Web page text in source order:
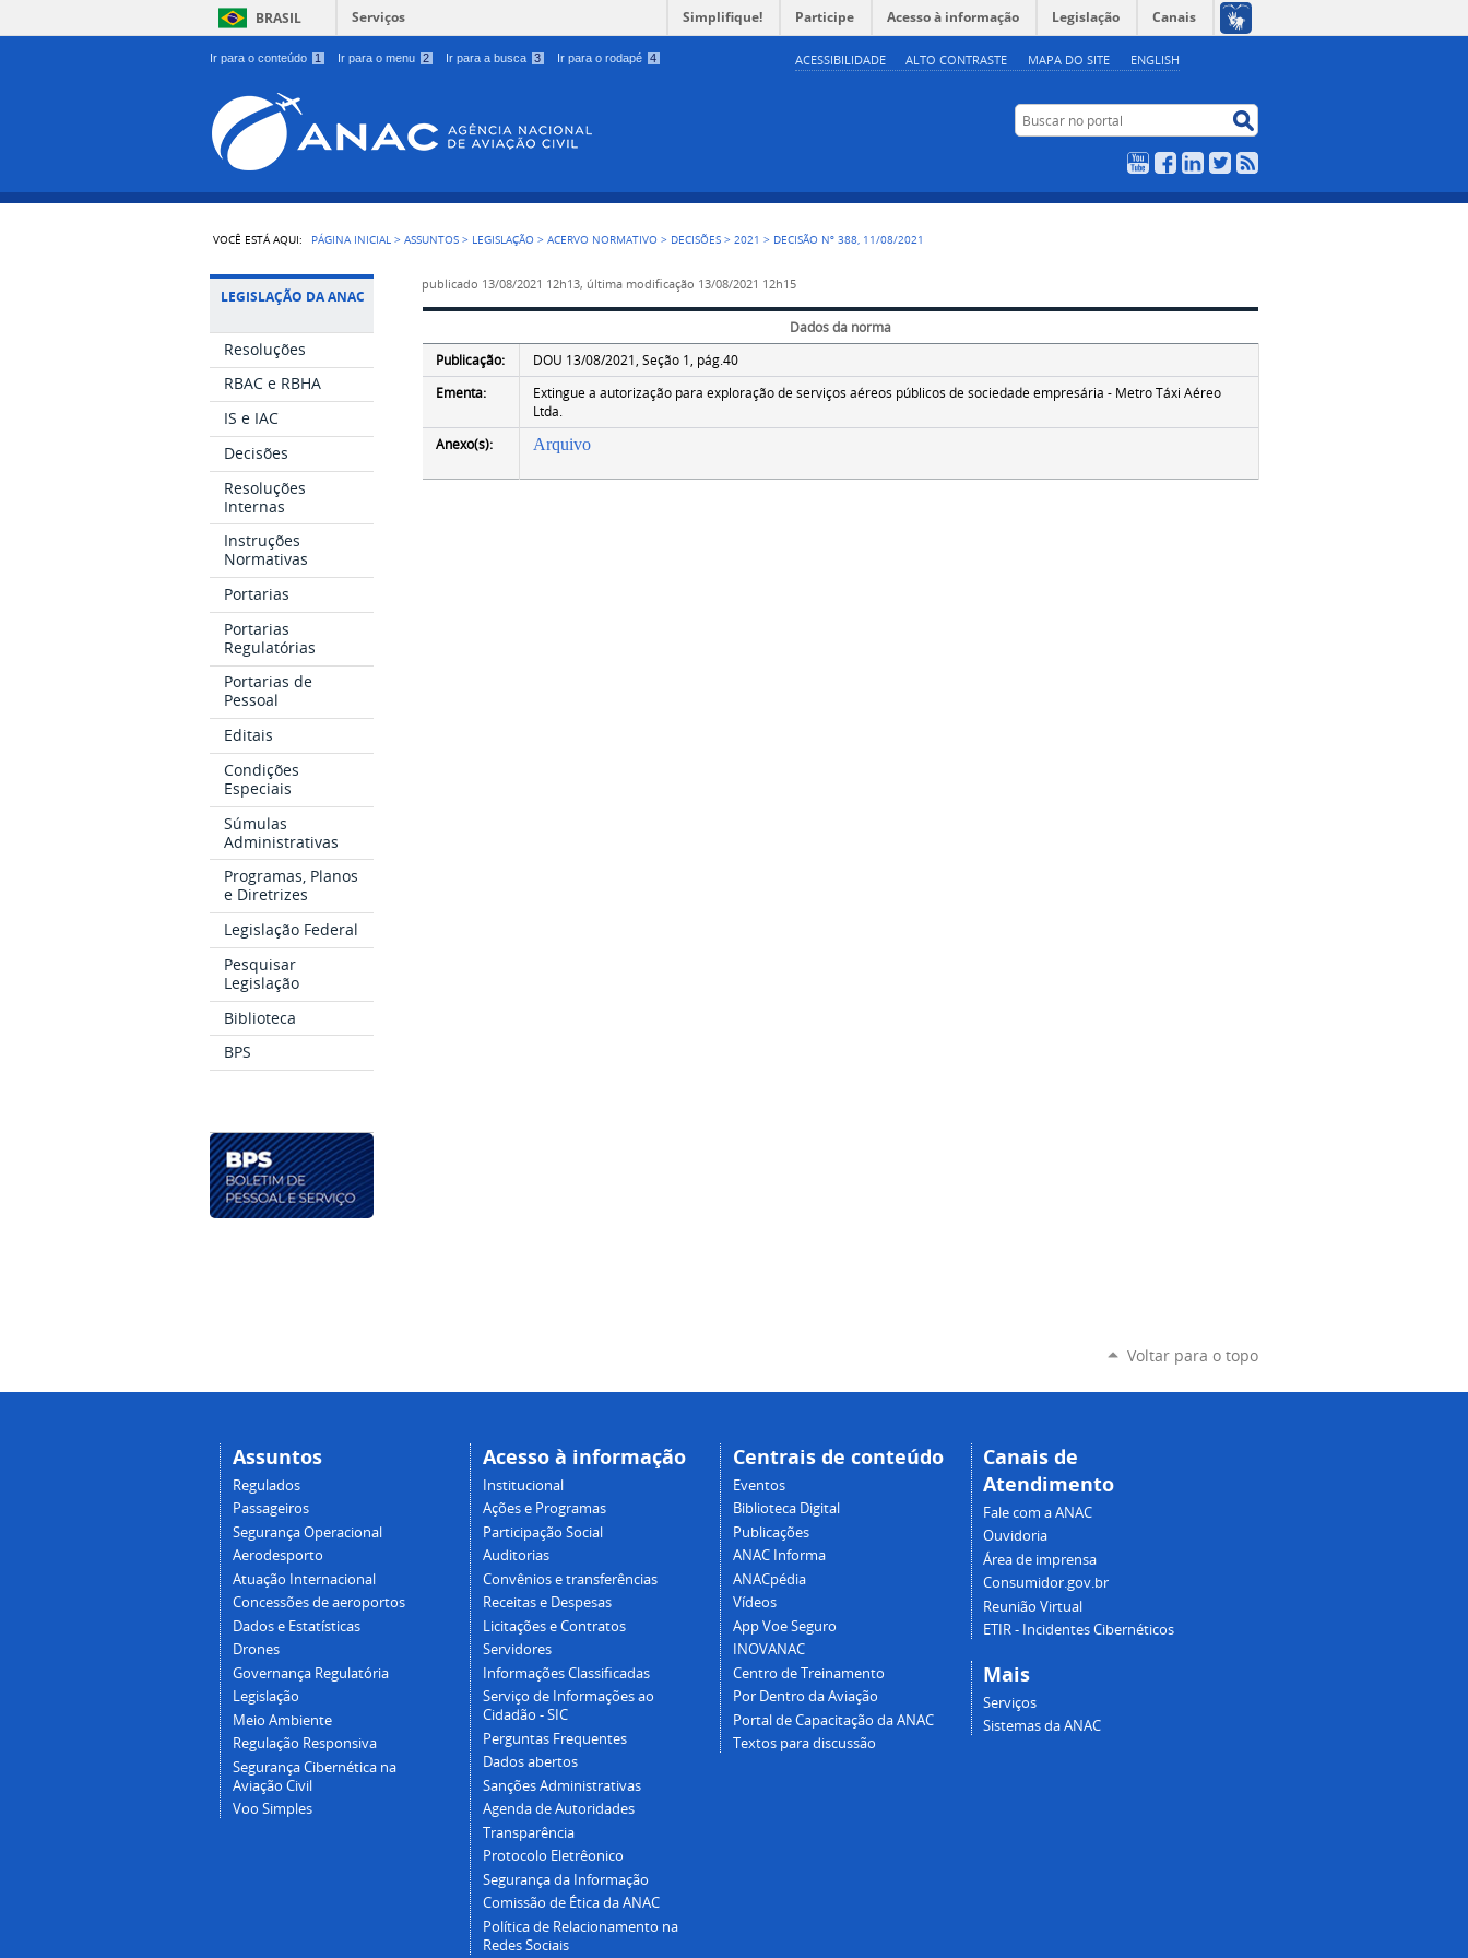
Ir para o conteúdo 1 Ir para o menu 2 Ir para a busca 3 Ir para o rodapé 4 ACESSIBILIDADE ALTO CONTRASTE MAPA DO SITE ENGLISH
BRASIL Serviços Simplifique! Participe Acesso à informação Legislação Canais
Buscar no portal
YouTubeFacebookLinkedIn
Twitter
VOCÊ ESTÁ AQUI: PÁGINA INICIAL >ASSUNTOS > LEGISLAÇÃO >ACERVO NORMATIVO > DECISÕES >2021 > DECISÃO Nº 388, 11/08/2021
LEGISLAÇÃO DA ANAC
Resoluções
RBAC e RBHA
IS e IAC
Decisões
Resoluções
Internas
Instruções
Normativas
Portarias
Portarias
Regulatórias
Portarias de
Pessoal
Editais
Condições
Especiais
Súmulas
Administrativas
Programas, Planos
e Diretrizes
Legislação Federal
Pesquisar
Legislação
Biblioteca
BPS
publicado 13/08/2021 12h13, última modificação 13/08/2021 12h15
Dados da norma
Publicação:
DOU 13/08/2021, Seção 1, pág.40
Ementa:
Extingue a autorização para exploração de serviços aéreos públicos de sociedade empresária - Metro Táxi Aéreo
Ltda.
Anexo(s):
Arquivo
Voltar para o topo
Assuntos
Regulados
Passageiros
Segurança Operacional
Aerodesporto
Atuação Internacional
Concessões de aeroportos
Dados e Estatísticas
Drones
Governança Regulatória
Legislação
Meio Ambiente
Regulação Responsiva
Segurança Cibernética na
Aviação Civil
Voo Simples
Acesso à informação
Institucional
Ações e Programas
Participação Social
Auditorias
Convênios e transferências
Receitas e Despesas
Licitações e Contratos
Servidores
Informações Classificadas
Serviço de Informações ao
Cidadão - SIC
Perguntas Frequentes
Dados abertos
Sanções Administrativas
Agenda de Autoridades
Transparência
Protocolo Eletrêonico
Segurança da Informação
Comissão de Ética da ANAC
Política de Relacionamento na
Redes Sociais
Centrais de conteúdo
Eventos
Biblioteca Digital
Publicações
ANAC Informa
ANACpédia
Vídeos
App Voe Seguro
INOVANAC
Centro de Treinamento
Por Dentro da Aviação
Portal de Capacitação da ANAC
Textos para discussão
Canais de
Atendimento
Fale com a ANAC
Ouvidoria
Área de imprensa
Consumidor.gov.br
Reunião Virtual
ETIR - Incidentes Cibernéticos
Mais
Serviços
Sistemas da ANAC